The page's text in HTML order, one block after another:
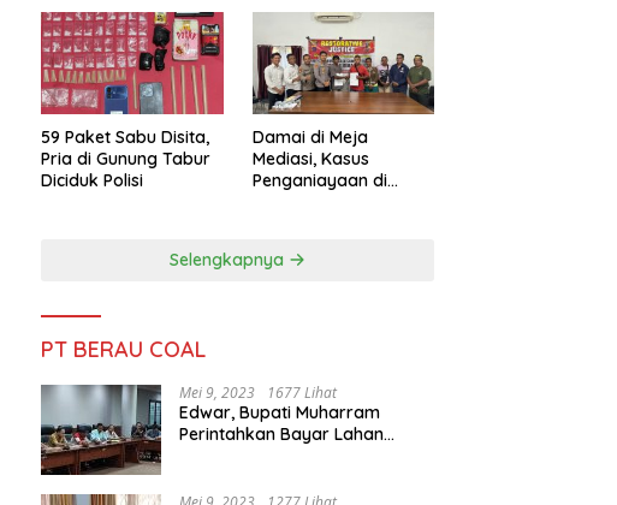
Didorong Tuntas
Lewat Mediasi
59 Paket Sabu Disita,
Pria di Gunung Tabur
Diciduk Polisi
Damai di Meja
Mediasi, Kasus
Penganiayaan di
Selengkapnya
PT BERAU COAL
Mei 9, 2023 1677 Lihat
Edwar, Bupati Muharram
Perintahkan Bayar Lahan